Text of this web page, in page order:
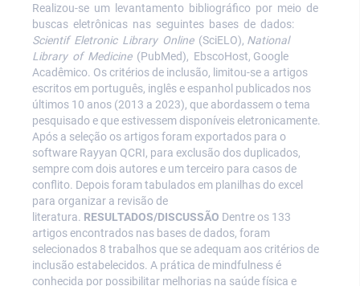
Realizou-se um levantamento bibliográfico por meio de
buscas eletrônicas nas seguintes bases de dados:
Scientif Eletronic Library Online(SciELO), National
Library of Medicine (PubMed), EbscoHost, Google
Acadêmico. Os critérios de inclusão, limitou-se a artigos
escritos em português, inglês e espanhol publicados nos
últimos 10 anos (2013 a 2023), que abordassem o tema
pesquisado e que estivessem disponíveis eletronicamente.
Após a seleção os artigos foram exportados para o
software Rayyan QCRI, para exclusão dos duplicados,
sempre com dois autores e um terceiro para casos de
conflito. Depois foram tabulados em planilhas do excel
para organizar a revisão de
literatura. RESULTADOS/DISCUSSÃO Dentre os 133
artigos encontrados nas bases de dados, foram
selecionados 8 trabalhos que se adequam aos critérios de
inclusão estabelecidos. A prática de mindfulness é
conhecida por possibilitar melhorias na saúde física e